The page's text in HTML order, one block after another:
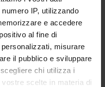
IP, utilizzando
e accedere
al fine di
misurare
il pubblico e sviluppare
chi utilizza i
scelte in materia di
PROJECT
soil biology and